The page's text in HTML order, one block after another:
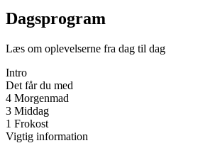
Dagsprogram
Læs om oplevelserne fra dag til dag
Intro
Det får du med
4 Morgenmad
3 Middag
1 Frokost
Vigtig information